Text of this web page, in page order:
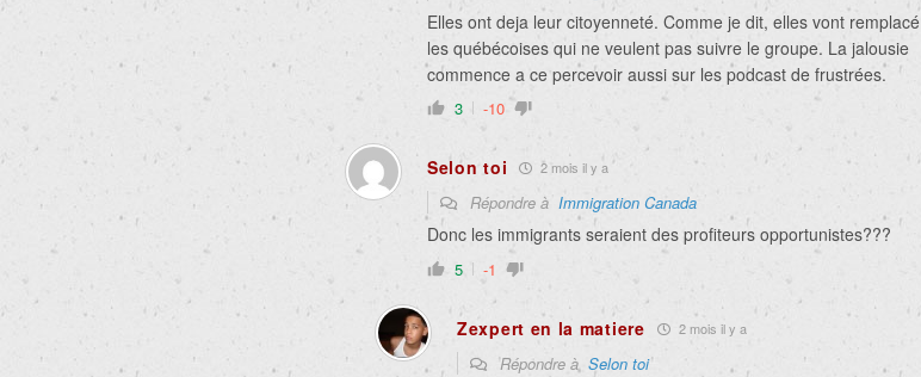
Elles ont deja leur citoyenneté. Comme je dit, elles vont remplacé
les québécoises qui ne veulent pas suivre le groupe. La jalousie
commence a ce percevoir aussi sur les podcast de frustrées.
3 -10
Selon toi 2 mois il y a
Répondre à Immigration Canada
Donc les immigrants seraient des profiteurs opportunistes???
5 -1
Zexpert en la matiere 2 mois il y a
Répondre à Selon toi